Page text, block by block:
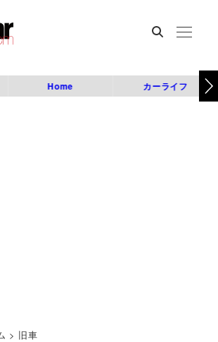
Home カーライフ
> 旧車